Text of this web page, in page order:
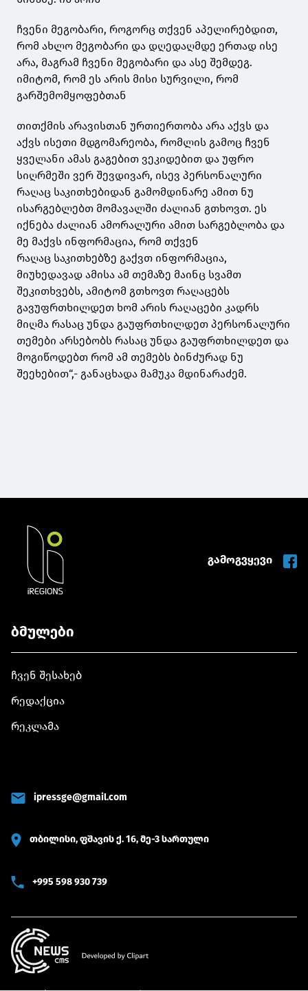
ჩვენი მეგობარი, როგორც თქვენ აპელირებდით,
რომ ახლო მეგობარი და დღედაღმდე ერთად ისე
არა, მაგრამ ჩვენი მეგობარი და ასე შემდეგ.
იმიტომ, რომ ეს არის მისი სურვილი, რომ
გარშემომყოფებთან
თითქმის არავისთან ურთიერთობა არა აქვს და
აქვს ისეთი მდგომარეობა, რომლის გამოც ჩვენ
ყველანი ამას გაგებით ვეკიდებით და უფრო
სიღრმეში ვერ შევდივარ, ისევ პერსონალური
რაღაც საკითხებიდან გამომდინარე ამით ნუ
ისარგებლებთ მომავალში ძალიან გთხოვთ. ეს
იქნება ძალიან ამორალური ამით სარგებლობა და
მე მაქვს ინფორმაცია, რომ თქვენ
რაღაც საკითხებზე გაქვთ ინფორმაცია,
მიუხედავად ამისა ამ თემაზე მაინც სვამთ
შეკითხვებს, ამიტომ გთხოვთ რაღაცებს
გავუფრთხილდეთ ხომ არის რაღაცები კადრს
მიღმა რასაც უნდა გაუფრთხილდეთ პერსონალური
თემები არსებობს რასაც უნდა გაუფრთხილდეთ და
მოგიწოდებთ რომ ამ თემებს ბინძურად ნუ
შეეხებით“,- განაცხადა მამუკა მდინარაძემ.
გამოგვყევი
ბმულები
ჩვენ შესახებ
რედაქცია
რეკლამა
ipressge@gmail.com
თბილისი, ფშავის ქ. 16, მე-3 სართული
+995 598 930 739